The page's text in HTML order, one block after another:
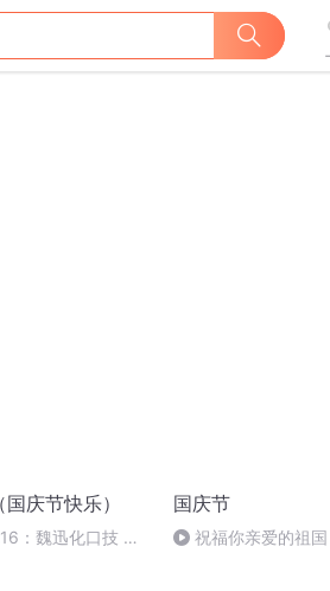
庆节快乐）
：魏迅化口技 二
国庆节
祝福你亲爱的祖国